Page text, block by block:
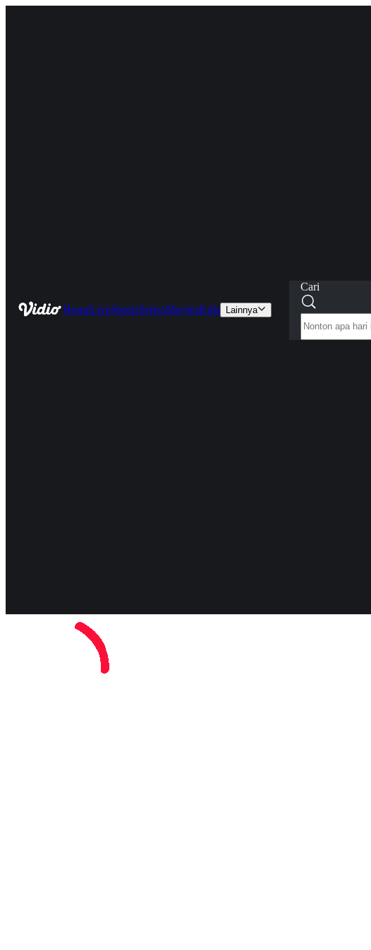
HomeLiveSportsSeriesMoviesKids Lainnya
Cari